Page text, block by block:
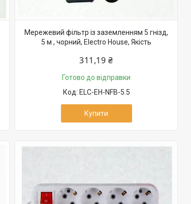
Мережевий фільтр із заземленням 5 гнізд,
5 м , чорний, Electro House, Якість
311,19 ₴
Готово до відправки
ELC-EH-NFB-5.5
Купити